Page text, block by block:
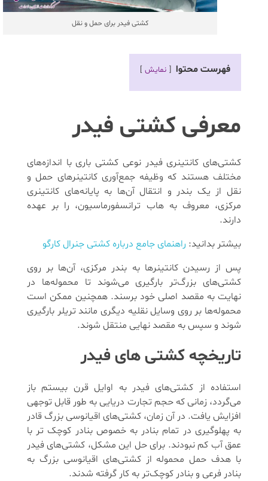
کشتی فیدر برای حمل و نقل
فهرست محتوا نمایش
معرفی کشتی فیدر
کشتی‌های کانتینری فیدر نوعی کشتی باری با اندازه‌های
مختلف هستند که وظیفه جمع‌آوری کانتینرهای حمل و
نقل از یک بندر و انتقال آن‌ها به پایانه‌های کانتینری
مرکزی، معروف به هاب ترانسفورماسیون، را بر عهده
دارند.
بیشتر بدانید: راهنمای جامع درباره کشتی جنرال کارگو
پس از رسیدن کانتینرها به بندر مرکزی، آن‌ها بر روی
کشتی‌های بزرگ‌تر بارگیری می‌شوند تا محموله‌ها در
نهایت به مقصد اصلی خود برسند. همچنین ممکن است
محموله‌ها بر روی وسایل نقلیه دیگری مانند تریلر بارگیری
شوند و سپس به مقصد نهایی منتقل شوند.
تاریخچه کشتی‌ های فیدر
استفاده از کشتی‌های فیدر به اوایل قرن بیستم باز
می‌گردد، زمانی که حجم تجارت دریایی به طور قابل توجهی
افزایش یافت. در آن زمان، کشتی‌های اقیانوسی بزرگ قادر
به پهلوگیری در تمام بنادر به خصوص بنادر کوچک تر با
عمق آب کم نبودند. برای حل این مشکل، کشتی‌های فیدر
با هدف حمل محموله از کشتی‌های اقیانوسی بزرگ به
بنادر فرعی و بنادر کوچک‌تر به کار گرفته شدند.